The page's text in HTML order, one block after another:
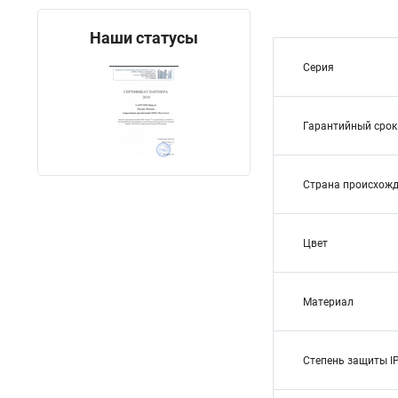
Наши статусы
Серия
Гарантийный срок
Страна
Цвет
Материал
Степень защиты IP